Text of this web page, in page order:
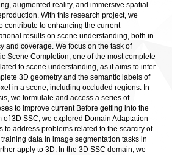
augmented reality, and immersive spatial
With this research project, we
contribute to enhancing the current
results on scene understanding, both in
and coverage. We focus on the task of
Scene Completion, one of the most complete
to scene understanding, as it aims to infer
3D geometry and the semantic labels of
in a scene, including occluded regions. In
we formulate and access a series of
to improve current Before getting into the
of 3D SSC, we explored Domain Adaptation
to address problems related to the scarcity of
training data in image segmentation tasks in
apply to 3D. In the 3D SSC domain, we